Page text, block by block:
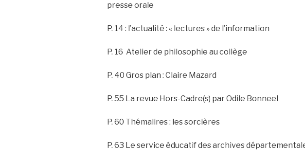
presse orale
P. 14 : l’actualité : « lectures » de l’information
P. 16 Atelier de philosophie au collège
P. 40 Gros plan : Claire Mazard
P. 55 La revue Hors-Cadre(s) par Odile Bonneel
P. 60 Thémalires : les sorcières
P. 63 Le service éducatif des archives